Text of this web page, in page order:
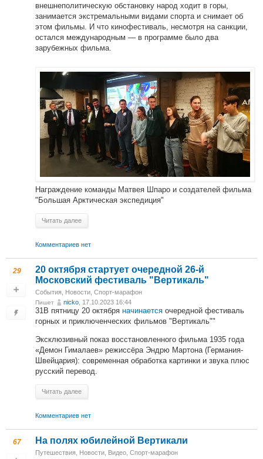
внешнеполитическую обстановку народ ходит в горы,
занимается экстремальными видами спорта и снимает об
этом фильмы. И что кинофестиваль, несмотря на санкции,
остался международным — в программе было два
зарубежных фильма.
Награждение команды Матвея Шпаро и создателей фильма
"Большая Арктическая экспедиция"
Читать далее
Комментариев нет
29
20 октября стартует очередной 26-й
Московский фестиваль "Вертикаль"
События Новости Спорт-марафон
Пишет nicko , 17.10.2023 16:44
31В пятницу 20 октября начинается очередной фестиваль
горных и приключенческих фильмов "Вертикаль""
Эксклюзивный показ восстановленного фильма 1935 года
«Демон Гималаев» режиссёра Эндрю Мартона (Германия-
Швейцария): современная обработка картинки и звука плюс
русский перевод.
Читать далее
Комментариев нет
67 На полях юбилейной Вертикали
Путешествия Новости Видео Спорт-марафон